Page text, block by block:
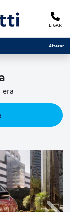
LIGAR
Alterar
era